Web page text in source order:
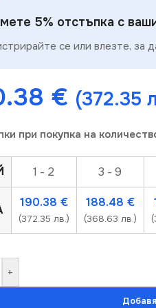
5% отстъпка с
се или влезте, за
€ (372.35
при покупка на
1 - 2 3 - 9
190.38 €
(372.35 лв.)
188.48 €
(368.63 лв.)
+